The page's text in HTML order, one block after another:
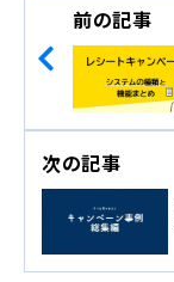
前の記事
次の記事